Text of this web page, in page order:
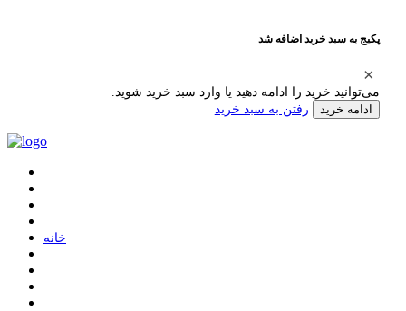
پکیج به سبد خرید اضافه شد
می‌توانید خرید را ادامه دهید یا وارد سبد خرید شوید.
ادامه خرید رفتن به سبد خرید
ﺧﺎﻧﻪ